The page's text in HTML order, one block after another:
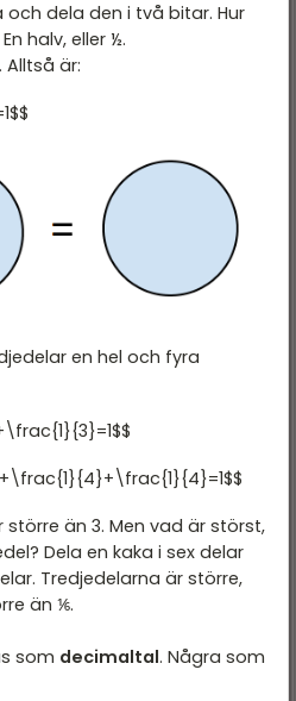
och dela den i två bitar. Hur
halv, eller ½.
Alltså är:
en hel och fyra
än 3. Men vad är störst,
Dela en kaka i sex delar
Tredjedelarna är större,
än ⅙.
som decimaltal. Några som
De fyra räknesätten
Enheter
Hjälpmedel
Statistik
Tid & datum
DIGITALA VERKTYG
MATTE PÅ LÄTT SV